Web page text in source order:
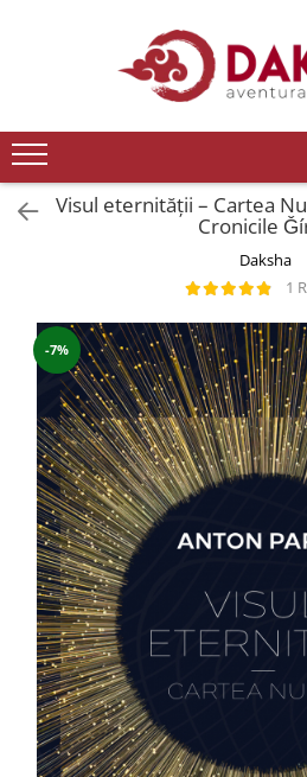
Editura Daksha
Seria Radu Cinamar
Seria Anton Parks
Spiritualitate
Extratereștrii
OZN
Transformare spirituală
Psihologie
Dezvoltare personală
Astrologie
Știință
Seria Montauk
Mistere
Seria Chico Xavier
Seria Helena Blavatsky
Visul eternității – Cartea
Cronicile
Daksha
1
-7%